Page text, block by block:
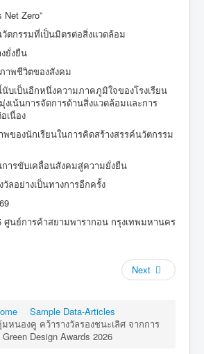
Net Zero”
ตกรรมที่เป็นมิตรต่อสิ่งแวดล้อม
ยั่งยืน
าพชีวิตของสังคม
นับเป็นอีกหนึ่งความภาคภูมิใจของโรงเรียน
เน้นการจัดการด้านสิ่งแวดล้อมและการ
เนื่อง
ของนักเรียนในการคิดสร้างสรรค์นวัตกรรม
ารขับเคลื่อนสังคมสู่ความยั่งยืน
ลอย่างเป็นทางการอีกครั้ง
ศูนย์การค้าสยามพารากอน กรุงเทพมหานคร
Next
Sample Data-Articles
มหนองคู คว้ารางวัลรองชนะเลิศ จากการ
Design Awards 2026